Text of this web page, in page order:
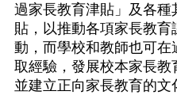
過家長教育津貼」及各種
貼，以推動各項家長教育
動，而學校和教師也可在
取經驗，發展校本家長教
並建立正向家長教育的文